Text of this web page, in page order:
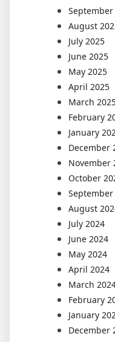
September
August
July 2025
June 2025
May 2025
April 2025
March
February
January
December
November
October
September
August
July 2024
June 2024
May 2024
April 2024
March
February
January
December